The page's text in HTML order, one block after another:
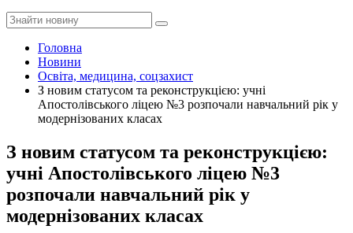
Головна
Новини
Освіта, медицина, соцзахист
З новим статусом та реконструкцією: учні
Апостолівського ліцею №3 розпочали навчальний рік у
модернізованих класах
З новим статусом та реконструкцією:
учні Апостолівського ліцею №3
розпочали навчальний рік у
модернізованих класах